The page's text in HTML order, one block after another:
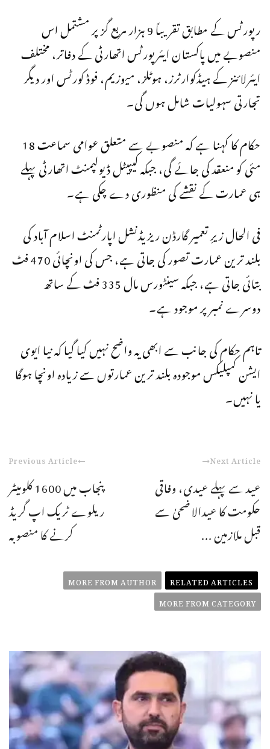
رپورٹس کے مطابق تقریباً 9 ہزار مربع گز پر مشتمل اس
منصوبے میں پاکستان ایئرپورٹس اتھارٹی کے دفاتر، مختلف
ایئرلائنز کے ہیڈکوارٹرز، ہوٹلز، میوزیم، فوڈ کورٹس اور دیگر
تجارتی سہولیات شامل ہوں گی۔
حکام کا کہنا ہے کہ منصوبے سے متعلق عوامی سماعت 18
مئی کو منعقد کی جائے گی، جبکہکیپیٹل ڈیولپمنٹ اتھارٹیپہلے
ہی عمارت کے نقشے کی منظوری دے چکی ہے۔
فی الحال زیرِ تعمیر گارڈن ریزیڈنشل اپارٹمنٹ اسلام آباد کی
بلند ترین عمارت تصور کی جاتی ہے، جس کی اونچائی 470 فٹ
بتائی جاتی ہے، جبکہسینٹورس مال
335 فٹ کے ساتھ
دوسرے نمبر پر موجود ہے۔
تاہم حکام کی جانب سے ابھی یہ واضح نہیں کیا گیا کہ نیا ایوی
ایشن کمپلیکس موجودہ بلند ترین عمارتوں سے زیادہ اونچا ہوگا
یا نہیں۔
Previous Article
پنجاب میں 1600 کلومیٹر
ریلوے ٹریک اپ گریڈ
کرنے کا منصوبہ
Next Article
عید سے پہلے عیدی، وفاقی
حکومت کا عیدالاضحیٰ سے
قبل ملازمین ...
RELATED ARTICLES
MORE FROM AUTHOR
MORE FROM CATEGORY